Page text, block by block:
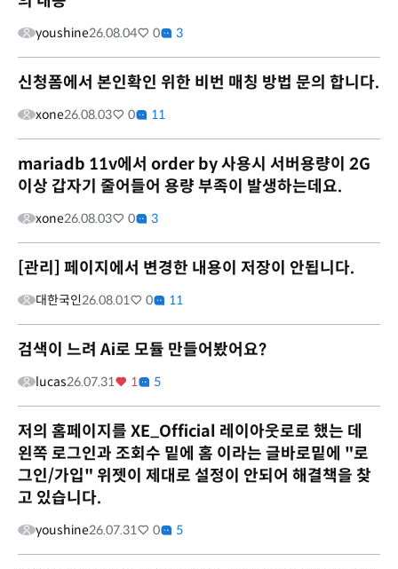
youshine26.08.04 0 3
신청폼에서 본인확인 위한 비번 매칭 방법 문의 합니다.
xone26.08.03 0 11
mariadb 11v에서 order by 사용시 서버용량이 2G
이상 갑자기 줄어들어 용량 부족이 발생하는데요.
xone26.08.03 0 3
[관리] 페이지에서 변경한 내용이 저장이 안됩니다.
대한국인26.08.01 0 11
검색이 느려 Ai로 모듈 만들어봤어요?
lucas26.07.31 1 5
저의 홈페이지를 XE_Official 레이아웃로로 했는 데
왼쪽 로그인과 조회수 밑에 홈 이라는 글바로밑에 "로
그인/가입" 위젯이 제대로 설정이 안되어 해결책을 찾
고 있습니다.
youshine26.07.31 0 5